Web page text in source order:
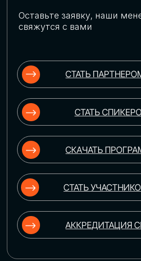
ИСКУССТВЕННЫЙ
Узнаем как компании адаптируются к
новой ИИ-реальности. Как ИИ-
сотрудники становятся
«полноправными» членами команды, как
ИИ-помощники забирают на себя рутину
и как можно значительно увеличить
производительность без огромных
затрат на нейросети
ЦИФРОВИЗАЦИЯ
УПРАВЛЕНИЯ ПЕРСОНАЛОМ
Рассмотрим управление человеческим
комплексные решения для роста
производительности и кейсы
оптимизации процессов найма,
развития, оценки и удержания
ЦИФРОВИЗАЦИЯ
КЛИЕНТСКОГО СЕРВИСА
Разберем кейсы в сфере цифровизации